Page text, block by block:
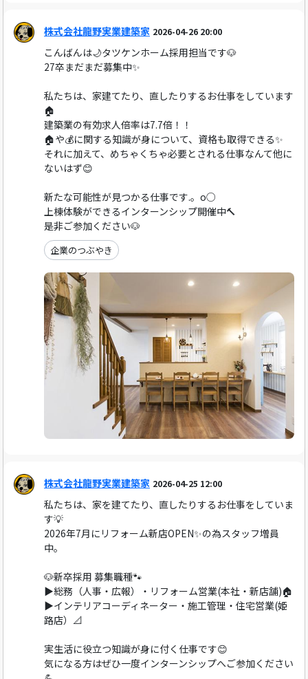
株式会社龍野実業建築家 2026-04-26 20:00
こんばんは🌙タツケンホーム採用担当です🐶
27卒まだまだ募集中✨
私たちは、家建てたり、直したりするお仕事をしています
🏠
建築業の有効求人倍率は7.7倍！！
🏠や💰に関する知識が身について、資格も取得できる✨
それに加えて、めちゃくちゃ必要とされる仕事なんて他に
ないはず😊
新たな可能性が見つかる仕事です.。o○
上棟体験ができるインターンシップ開催中🔨
是非ご参加ください🐶
企業のつぶやき
株式会社龍野実業建築家 2026-04-25 12:00
私たちは、家を建てたり、直したりするお仕事をしていま
す💡
2026年7月にリフォーム新店OPEN✨の為スタッフ増員
中。
🐶新卒採用 募集職種🐾
▶総務（人事・広報）・リフォーム営業(本社・新店舗)🏠
▶インテリアコーディネーター・施工管理・住宅営業(姫
路店）📐
実生活に役立つ知識が身に付く仕事です😊
気になる方はぜひ一度インターンシップへご参加ください